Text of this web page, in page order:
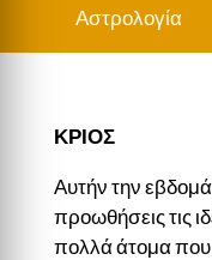
Αστρολογία
ΚΡΙΟΣ
Αυτήν την
προωθήσεις τις
πολλά άτομα που